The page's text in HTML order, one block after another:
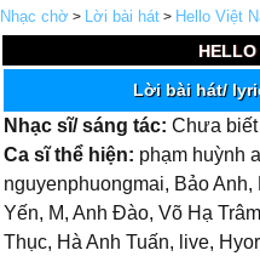
Nhạc chờ > Lời bài hát > Hello Việt
Lời bài hát/
Nhạc sĩ/ sáng tác: Chưa biết
Ca sĩ thể hiện: phạm huỳnh
nguyenphuongmai, Bảo
Yến, M, Anh Đào, Võ Hạ
Thục, Hà Anh Tuấn, live,